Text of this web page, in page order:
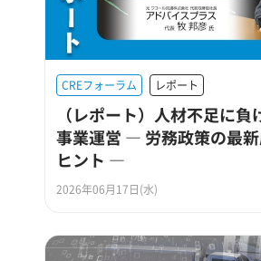
CREフォーラム レポート
（レポート）人材不足に負
事業運営 ― 労務政策の最
ヒント ―
2026年06月17日(水)